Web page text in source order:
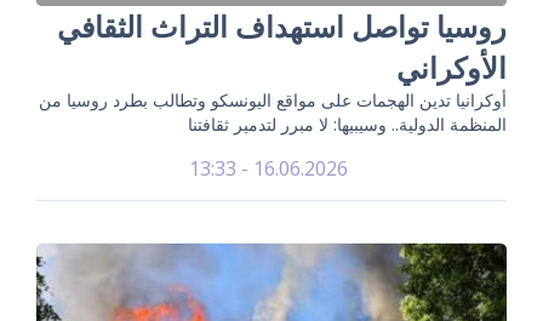
روسيا تواصل استهداف التراث الثقافي
الأوكراني
أوكرانيا تدين الهجمات على مواقع اليونسكو وتطالب بطرد روسيا من
المنظمة الدولية.. وسيبيها: لا مبرر لتدمير ثقافتنا
16.06.2026 - 13:33